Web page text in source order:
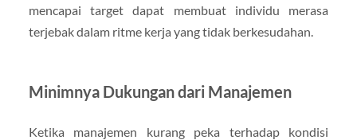
mencapai target dapat membuat individu merasa
terjebak dalam ritme kerja yang tidak berkesudahan.
Minimnya Dukungan dari Manajemen
Ketika manajemen kurang peka terhadap kondisi